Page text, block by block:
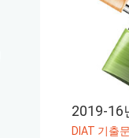
2019-16